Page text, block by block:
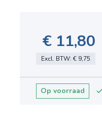
€ 11,80
Excl. BTW: € 9,75
Op voorraad